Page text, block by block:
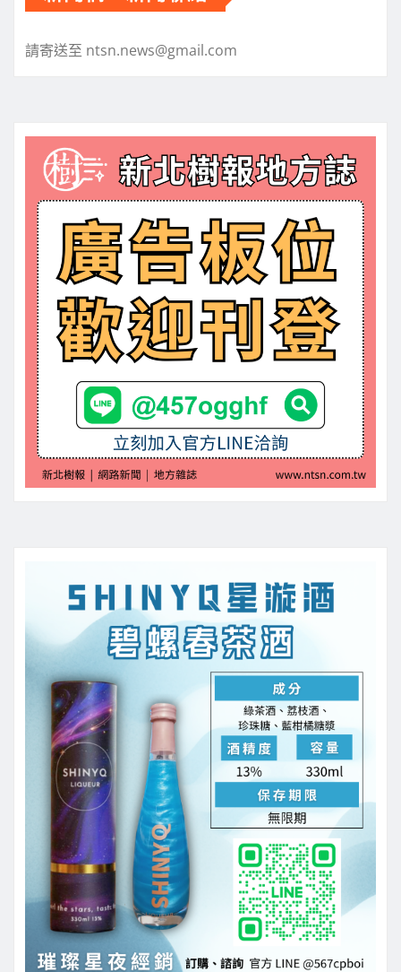
請寄送至 ntsn.news@gmail.com